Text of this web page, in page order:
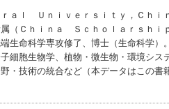
ａｌ Ｕｎｉｖｅｒｓｉｔｙ，Ｃｈ
（Ｃｈｉｎａ Ｓｃｈｏｌａｒｓｈｉ
生命科学専攻修了、博士（生命科学
細胞生物学、植物・微生物・環境シ
・技術の統合など（本データはこの